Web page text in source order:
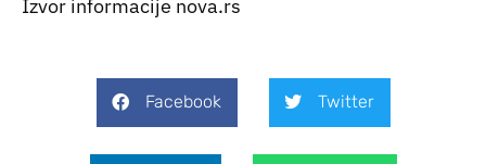
Izvor informacije nova.rs
Facebook Twitter